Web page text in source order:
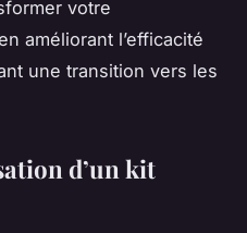
votre
améliorant l’efficacité
une transition vers les
d’un kit